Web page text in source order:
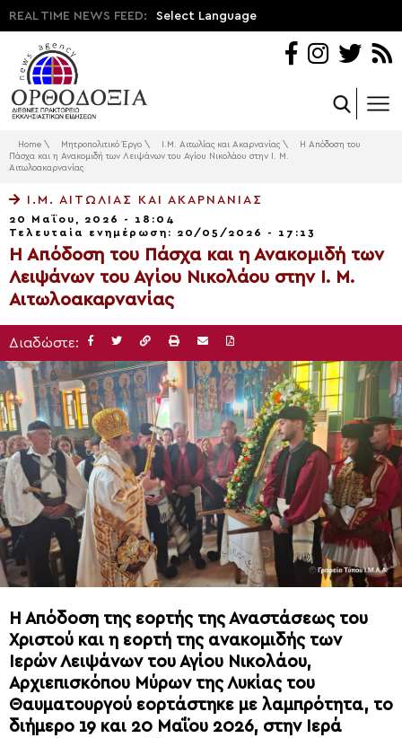
REAL TIME NEWS FEED: Select Language
Home \ Μητροπολιτικό Έργο \ Ι.Μ. Αιτωλίας και Ακαρνανίας \
Η Απόδοση του
Πάσχα και η Ανακομιδή των Λειψάνων του Αγίου Νικολάου στην Ι. Μ.
Αιτωλοακαρνανίας
Ι.Μ. ΑΙΤΩΛΊΑΣ ΚΑΙ ΑΚΑΡΝΑΝΊΑΣ
20 Μαΐου, 2026 - 18:04
Τελευταία ενημέρωση: 20/05/2026 - 17:13
Η Απόδοση του Πάσχα και η Ανακομιδή των
Λειψάνων του Αγίου Νικολάου στην Ι. Μ.
Αιτωλοακαρνανίας
Διαδώστε:
Η Απόδοση της εορτής της Αναστάσεως του
Χριστού και η εορτή της ανακομιδής των
Ιερών Λειψάνων του Αγίου Νικολάου,
Αρχιεπισκόπου Μύρων της Λυκίας του
Θαυματουργού εορτάστηκε με λαμπρότητα, το
διήμερο 19 και 20 Μαΐου 2026, στην Ιερά